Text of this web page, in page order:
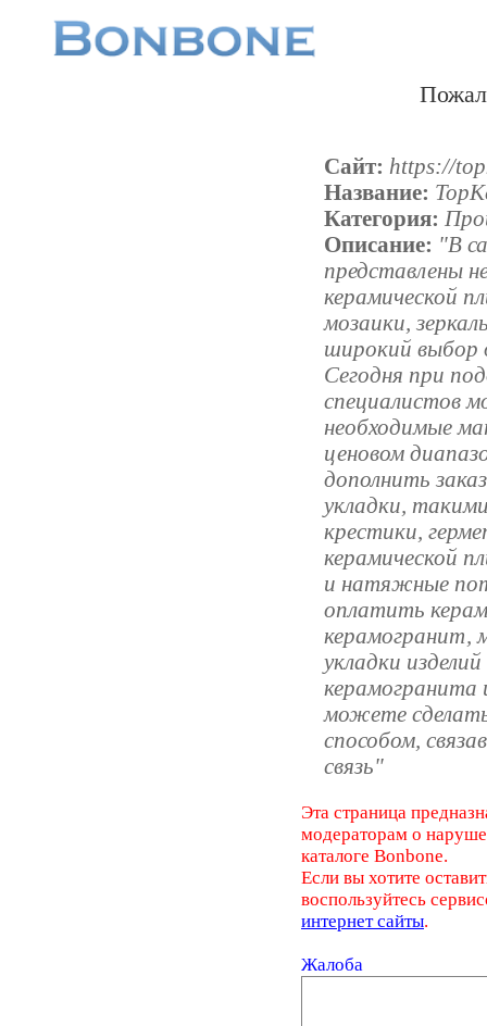
Сайт: https://
Название:
Категория:
Описание: "В
представлены
керамической
мозаики,
широкий выбор
Сегодня при
специалистов
необходимые
ценовом
дополнить
укладки,
крестики,
керамической
и натяжные
оплатить
керамогранит,
укладки
керамогранита
можете
способом,
связь"
Эта страница
модераторам о
каталоге Bonbone.
Если вы хотите
воспользуйтесь
интернет сайты.
Жалоба